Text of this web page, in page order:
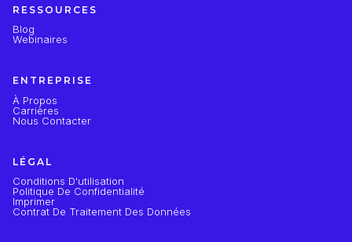
RESSOURCES
Blog
Webinaires
ENTREPRISE
À Propos
Carrières
Nous Contacter
LÉGAL
Conditions D'utilisation
Politique De Confidentialité
Imprimer
Contrat De Traitement Des Données